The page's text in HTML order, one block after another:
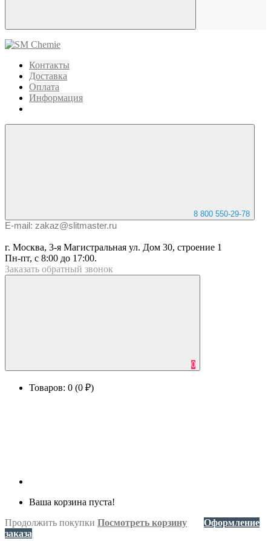
Контакты
Доставка
Оплата
Информация
8 800 550-29-78
E-mail: zakaz@slitmaster.ru
г. Москва, 3-я Магистральная ул. Дом 30, строение 1
Пн-пт, с 8:00 до 17:00.
Заказать обратный звонок
0
Товаров: 0 (0 ₽)
Ваша корзина пуста!
Продолжить покупки Посмотреть корзину
Оформление
заказа